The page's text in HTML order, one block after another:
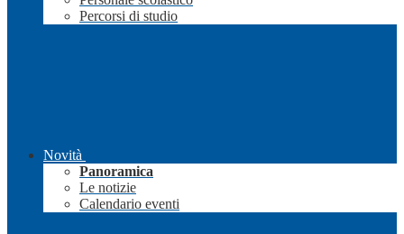
Percorsi di studio
Novità
Panoramica
Le notizie
Calendario eventi